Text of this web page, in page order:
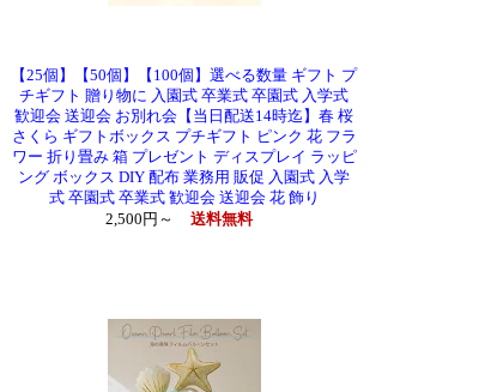
【25個】【50個】【100個】選べる数量 ギフト プ
チギフト 贈り物に 入園式 卒業式 卒園式 入学式
歓迎会 送迎会 お別れ会【当日配送14時迄】春 桜
さくら ギフトボックス プチギフト ピンク 花 フラ
ワー 折り畳み 箱 プレゼント ディスプレイ ラッピ
ング ボックス DIY 配布 業務用 販促 入園式 入学
式 卒園式 卒業式 歓迎会 送迎会 花 飾り
2,500円～
送料無料